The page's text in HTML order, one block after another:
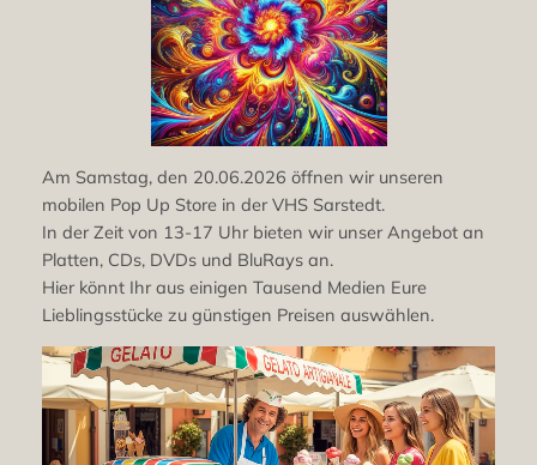
Am Samstag, den 20.06.2026 öffnen wir unseren
mobilen Pop Up Store in der VHS Sarstedt.
In der Zeit von 13-17 Uhr bieten wir unser Angebot an
Platten, CDs, DVDs und BluRays an.
Hier könnt Ihr aus einigen Tausend Medien Eure
Lieblingsstücke zu günstigen Preisen auswählen.